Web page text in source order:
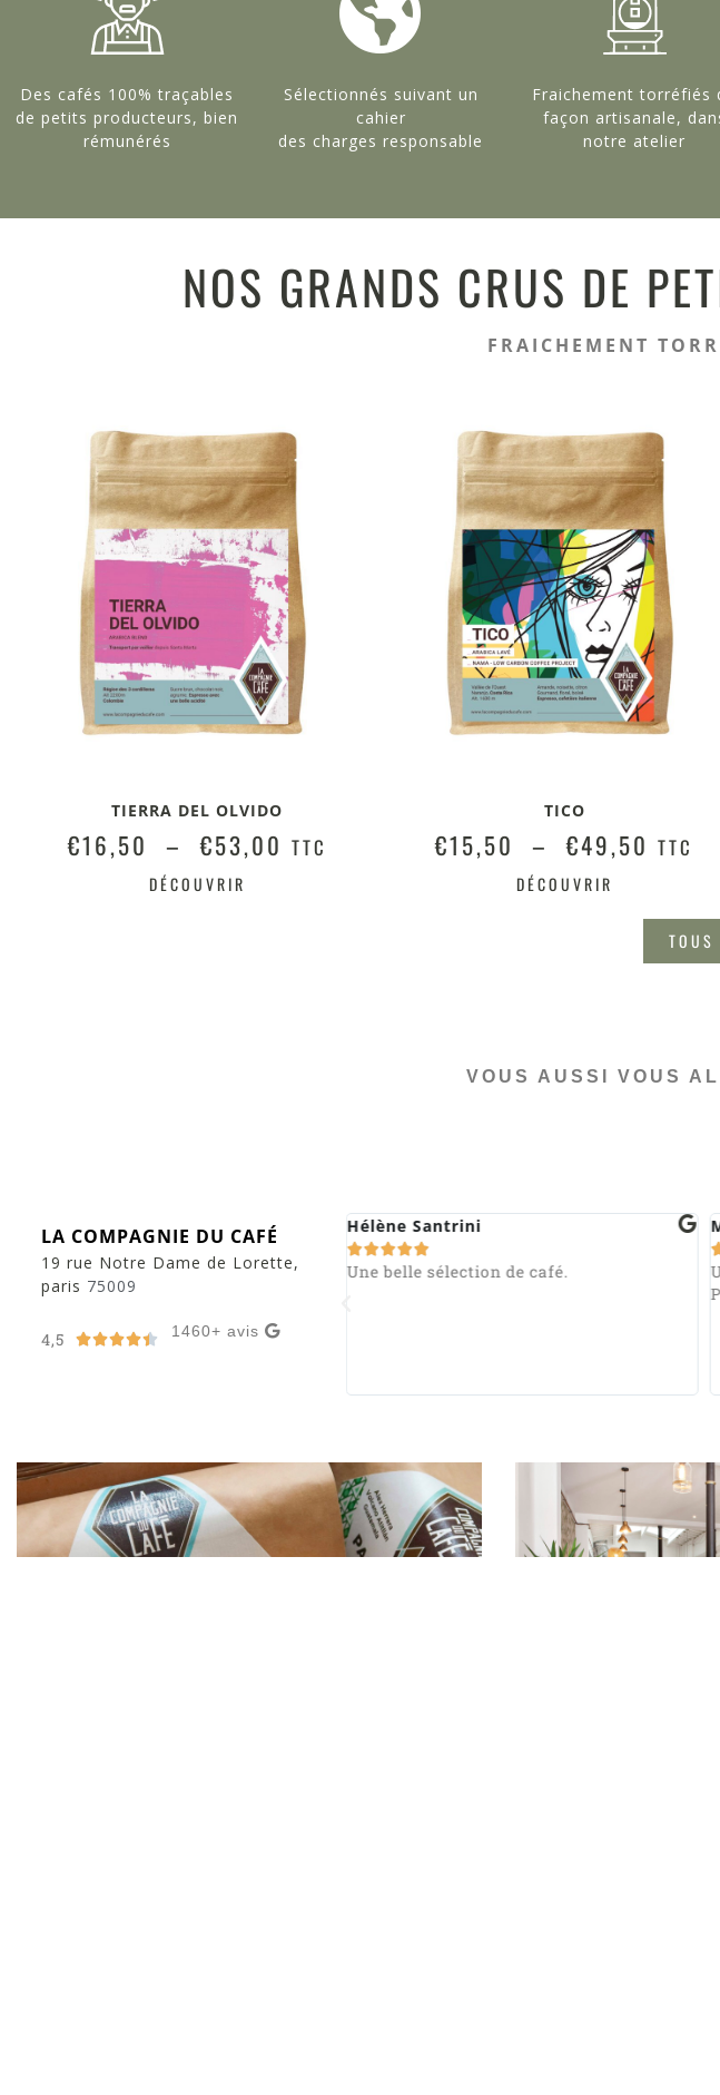
Des cafés 100% traçables
de petits producteurs, bien
rémunérés
Sélectionnés suivant un
cahier
des charges responsable
Fraichement torréfiés
façon artisanale,
notre atelier
NOS GRANDS CRUS DE
FRAICHEMENT
TIERRA DEL OLVIDO
€16,50 – €53,00 TTC
DÉCOUVRIR
TICO
€15,50 – €49,50 TTC
DÉCOUVRIR
TOUS
VOUS AUSSI VOUS
LA COMPAGNIE DU CAFÉ
19 rue Notre Dame de Lorette,
paris 75009
4,5  1460+ avis
fanny
bon café, joliment présenté, avec un
qui prend le temps d'expliquer ses
ambiance, la décoration est cozy.
Hélène Santrini

Une belle sélection de café.